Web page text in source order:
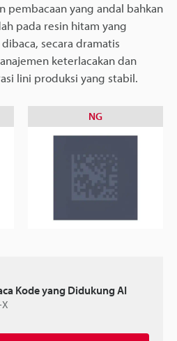
pembacaan yang andal bahkan
pada resin hitam yang
secara dramatis
keterlacakan dan
lini produksi yang stabil.
NG
Kode yang Didukung AI